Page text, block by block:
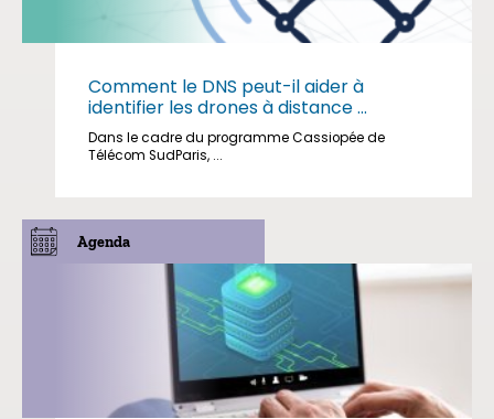
Comment le DNS peut-il aider à
identifier les drones à distance ...
Dans le cadre du programme Cassiopée de
Télécom SudParis, ...
Agenda